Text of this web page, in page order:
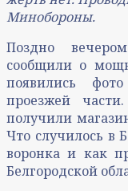
Минобороны.
Поздно
сообщили о
появились
проезжей
получили
Что случилось в
воронка и как
Белгородской